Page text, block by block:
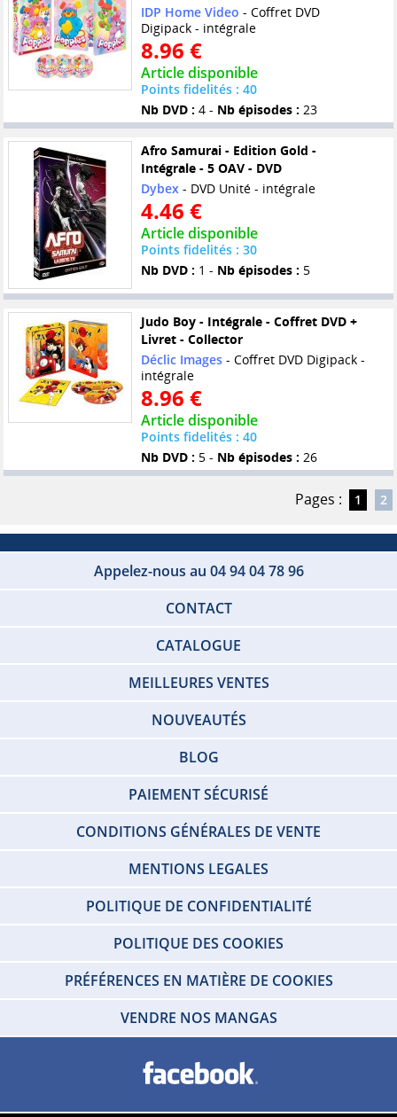
IDP Home Video - Coffret DVD
Digipack - intégrale
8.96 €
Article disponible
Points fidelités : 40
Nb DVD : 4 - Nb épisodes : 23
Afro Samurai - Edition Gold -
Intégrale - 5 OAV - DVD
Dybex- DVD Unité - intégrale
4.46 €
Article disponible
Points fidelités : 30
Nb DVD : 1 - Nb épisodes : 5
Judo Boy - Intégrale - Coffret DVD +
Livret - Collector
Déclic Images- Coffret DVD Digipack -
intégrale
8.96 €
Article disponible
Points fidelités : 40
Nb DVD : 5 - Nb épisodes : 26
Pages : 1 2
Appelez-nous au 04 94 04 78 96
CONTACT
CATALOGUE
MEILLEURES VENTES
NOUVEAUTÉS
BLOG
PAIEMENT SÉCURISÉ
CONDITIONS GÉNÉRALES DE VENTE
MENTIONS LEGALES
POLITIQUE DE CONFIDENTIALITÉ
POLITIQUE DES COOKIES
PRÉFÉRENCES EN MATIÈRE DE COOKIES
VENDRE NOS MANGAS